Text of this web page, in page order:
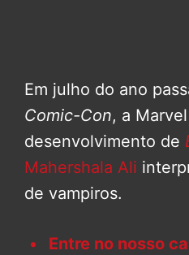
Em julho do ano
Comic-Con, a
desenvolvimento de
Mahershala Ali
de vampiros.
Entre no nosso